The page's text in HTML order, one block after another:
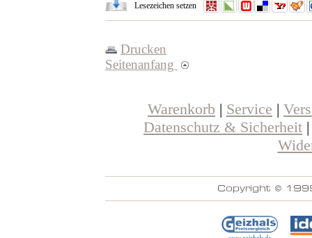
Lesezeichen setzen
Drucken
Seitenanfang
Warenkorb | Service |
Datenschutz & Sicherheit